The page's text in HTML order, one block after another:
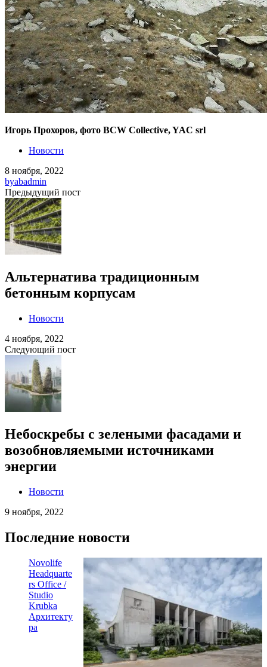
Игорь Прохоров, фото BCW Collective, YAC srl
Новости
8 ноября, 2022
byabadmin
Предыдущий пост
Альтернатива традиционным
бетонным корпусам
Новости
4 ноября, 2022
Следующий пост
Небоскребы с зелеными фасадами и
возобновляемыми источниками
энергии
Новости
9 ноября, 2022
Последние новости
Novolife
Headquarte
rs Office /
Studio
Krubka
Архитекту
ра